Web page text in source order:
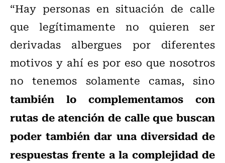
“Hay personas en situación de calle
que legítimamente no quieren ser
derivadas albergues por diferentes
motivos y ahí es por eso que nosotros
no tenemos solamente camas, sino
también lo complementamos con
rutas de atención de calle que buscan
poder también dar una diversidad de
respuestas frente a la complejidad de